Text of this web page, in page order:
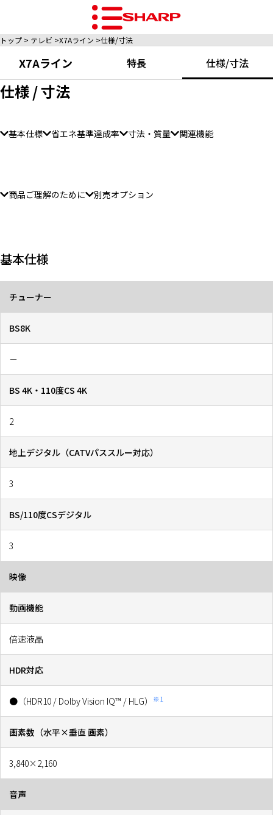
トップ テレビ X7Aライン 仕様/寸法
X7Aライン 特長 仕様/寸法
仕様 / 寸法
基本仕様 省エネ基準達成率 寸法・質量 関連機能
商品ご理解のために 別売オプション
基本仕様
チューナー
BS8K
－
BS 4K・110度CS 4K
2
地上デジタル（CATVパススルー対応）
3
BS/110度CSデジタル
3
映像
動画機能
倍速液晶
HDR対応
●（HDR10 / Dolby Vision IQ™ / HLG） ※1
画素数（水平×垂直 画素）
3,840×2,160
音声